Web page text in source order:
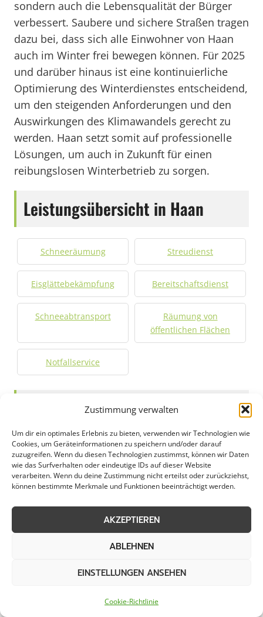
Zustimmung verwalten
Um dir ein optimales Erlebnis zu bieten, verwenden wir Technologien wie
Cookies, um Geräteinformationen zu speichern und/oder darauf
zuzugreifen. Wenn du diesen Technologien zustimmst, können wir Daten
wie das Surfverhalten oder eindeutige IDs auf dieser Website
verarbeiten. Wenn du deine Zustimmung nicht erteilst oder zurückziehst,
können bestimmte Merkmale und Funktionen beeinträchtigt werden.
AKZEPTIEREN
ABLEHNEN
EINSTELLUNGEN ANSEHEN
Cookie-Richtlinie
sondern auch die Lebensqualität der Bürger
verbessert. Saubere und sichere Straßen tragen
dazu bei, dass sich alle Einwohner von Haan
auch im Winter frei bewegen können. Für 2025
und darüber hinaus ist eine kontinuierliche
Optimierung des Winterdienstes entscheidend,
um den steigenden Anforderungen und den
Auswirkungen des Klimawandels gerecht zu
werden. Haan setzt somit auf professionelle
Lösungen, um auch in Zukunft für einen
reibungslosen Winterbetrieb zu sorgen.
Leistungsübersicht in Haan
Schneeräumung Streudienst
Eisglättebekämpfung Bereitschaftsdienst
Schneeabtransport
Räumung von
öffentlichen Flächen
Notfallservice
Städte im Umkreis von 50 km
Winterdienst in Altena
Winterdienst in Altstadt
Nord
Sud
Winterdienst in Bergisch
Bilderstoeckchen